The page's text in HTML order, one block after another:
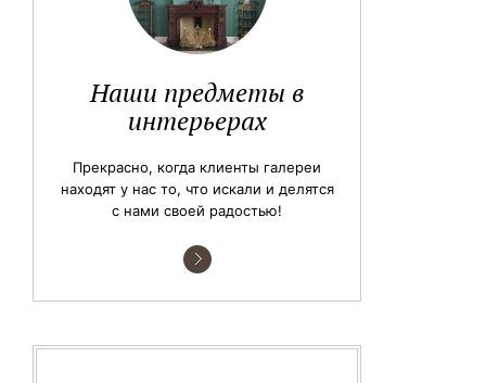
Наши предметы в
интерьерах
Прекрасно, когда клиенты галереи
находят у нас то, что искали и делятся
с нами своей радостью!